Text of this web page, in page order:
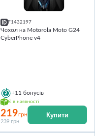
F1432197
Чохол на Motorola Moto G24
CyberPhone v4
+11 бонусів
Є в наявності
219грн
239 грн
Купити